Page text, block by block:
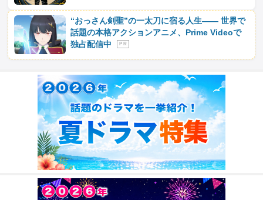
“おっさん剣聖”の一太刀に宿る人生―― 世界で
話題の本格アクションアニメ、Prime Videoで
独占配信中
P R